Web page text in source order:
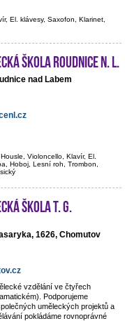
El. klávesy, Saxofon, Klarinet,
škola Roudnice n. L.
nad Labem
Violoncello, Klavír, El.
Hoboj, Lesní roh, Trombon,
škola T. G.
1626, Chomutov
vzdělání ve čtyřech
Podporujeme
uměleckých projektů a
pokládáme rovnoprávné